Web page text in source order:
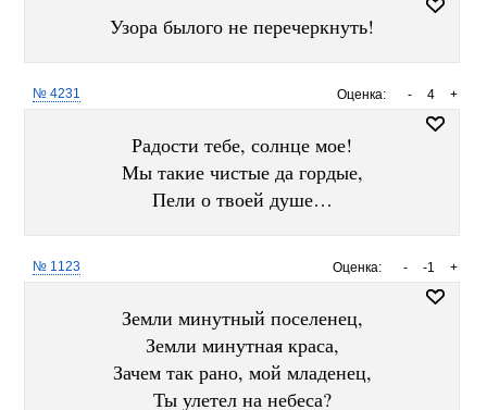
Узора былого не перечеркнуть!
Оценка: +
4
-
№ 4231
Радости тебе, солнце мое!
Мы такие чистые да гордые,
Пели о твоей душе…
Оценка: +
-1
-
№ 1123
Земли минутный поселенец,
Земли минутная краса,
Зачем так рано, мой младенец,
Ты улетел на небеса?